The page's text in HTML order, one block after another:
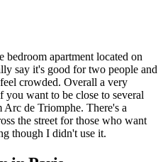
bedroom apartment located on
say it's good for two people and
crowded. Overall a very
you want to be close to several
de Triomphe. There's a
the street for those who want
though I didn't use it.